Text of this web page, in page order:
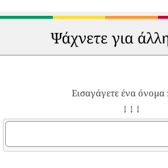
Ψάχνετε για
Εισαγάγετε ένα όνομα
↓ ↓ ↓